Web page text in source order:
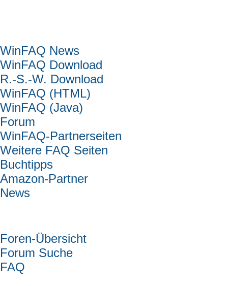
WinFAQ News
WinFAQ Download
R.-S.-W. Download
WinFAQ (HTML)
WinFAQ (Java)
Forum
WinFAQ-Partnerseiten
Weitere FAQ Seiten
Buchtipps
Amazon-Partner
News
Foren-Übersicht
Forum Suche
FAQ